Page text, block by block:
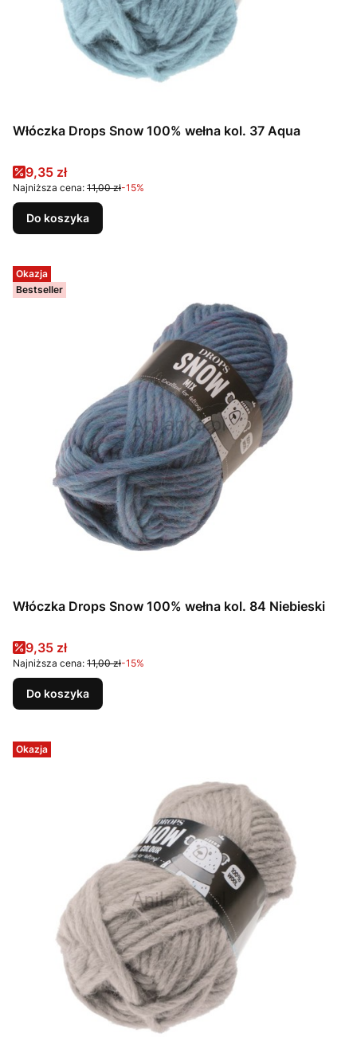
Włóczka Drops Snow 100% wełna kol. 37 Aqua
Cena promocyjna
9,35 zł
Najniższa cena: 11,00 zł-15%
Do koszyka
Okazja
Bestseller
Włóczka Drops Snow 100% wełna kol. 84 Niebieski
Cena promocyjna
9,35 zł
Najniższa cena: 11,00 zł-15%
Do koszyka
Okazja